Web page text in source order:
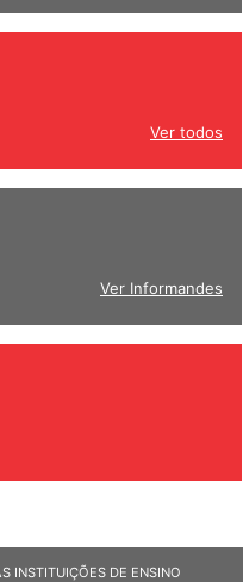
Ver todos
Ver Informandes
INSTITUIÇÕES DE ENSINO